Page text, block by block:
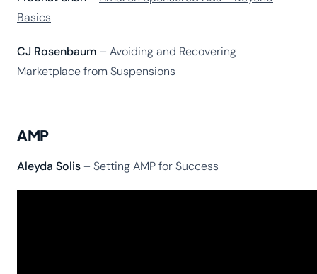
Basics
CJ Rosenbaum – Avoiding and Recovering
Marketplace from Suspensions
AMP
Aleyda Solis– Setting AMP for Success